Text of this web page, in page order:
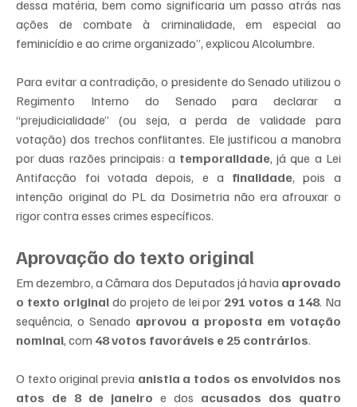
dessa matéria, bem como significaria um passo atrás nas
ações de combate à criminalidade, em especial ao
feminicídio e ao crime organizado”, explicou Alcolumbre.
Para evitar a contradição, o presidente do Senado utilizou o
Regimento Interno do Senado para declarar a
“prejudicialidade” (ou seja, a perda de validade para
votação) dos trechos conflitantes. Ele justificou a manobra
por duas razões principais: a temporalidade, já que a Lei
Antifacção foi votada depois, e a finalidade, pois a
intenção original do PL da Dosimetria não era afrouxar o
rigor contra esses crimes específicos.
Aprovação do texto original
Em dezembro, a Câmara dos Deputados já havia aprovado
o texto original do projeto de lei por 291 votos a 148. Na
sequência, o Senado aprovou a proposta em votação
nominal, com 48 votos favoráveis e 25 contrários.
O texto original previa anistia a todos os envolvidos nos
atos de 8 de janeiro e dos acusados dos quatro